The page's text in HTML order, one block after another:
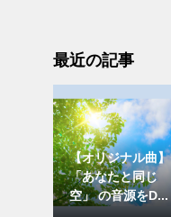
最近の記事
【オリジナル曲】
「あなたと同じ
空」 の音源をD...